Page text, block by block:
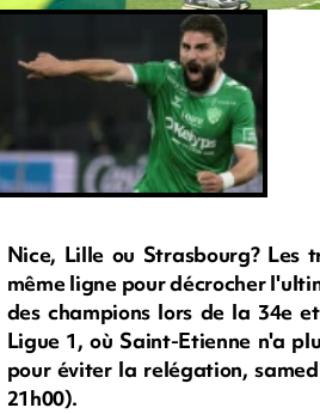
Nice, Lille ou Strasbourg? Les
même ligne pour décrocher
des champions lors de la 34e
Ligue 1, où Saint-Etienne n'a
pour éviter la relégation,
21h00).